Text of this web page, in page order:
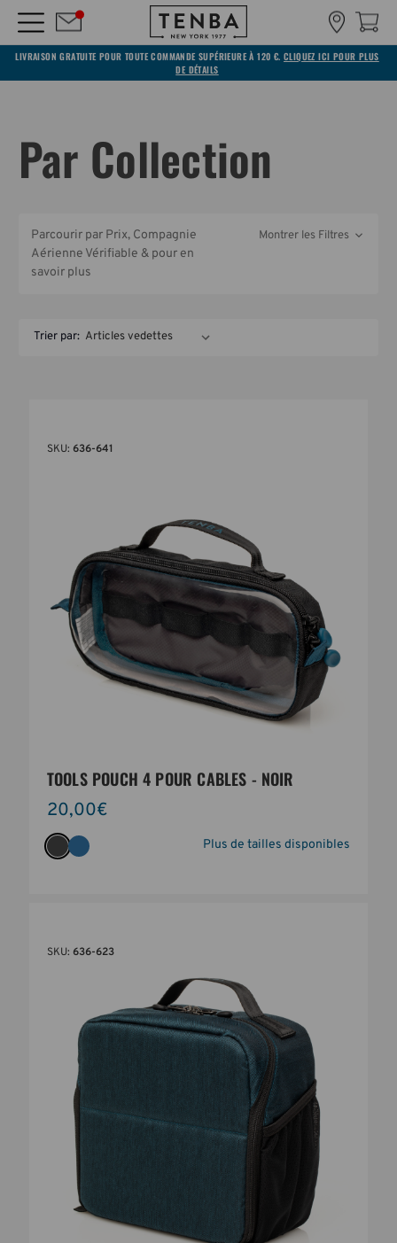
LIVRAISON GRATUITE POUR TOUTE COMMANDE SUPÉRIEURE À 120 €.CLIQUEZ ICI POUR PLUS
DE DÉTAILS
Par Collection
Parcourir par Prix, Compagnie
Aérienne Vérifiable & pour en
savoir plus
Montrer les Filtres
Trier par:
SKU: 636-641
TOOLS POUCH 4 POUR CABLES - NOIR
20,00€
Plus de tailles disponibles
SKU: 636-623